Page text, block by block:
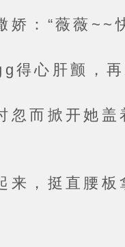
“薇薇~~快
肝颤，再
掀开她盖着
挺直腰板